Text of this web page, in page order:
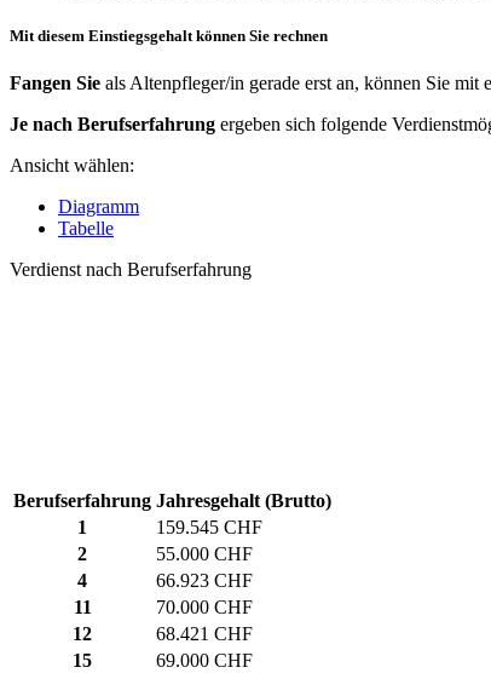
Mit diesem Einstiegsgehalt können Sie rechnen
Fangen Sie als Altenpfleger/in gerade erst an, können Sie mit
Je nach Berufserfahrung ergeben sich folgende
Ansicht wählen:
Diagramm
Tabelle
Verdienst nach Berufserfahrung
Berufserfahrung Jahresgehalt (Brutto)
1
159.545 CHF
2
55.000 CHF
4
66.923 CHF
11
70.000 CHF
12
68.421 CHF
15
69.000 CHF